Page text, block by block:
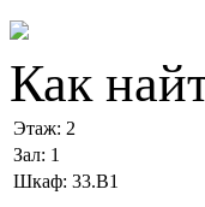
Как
Этаж: 2
Зал: 1
Шкаф: 33.В1